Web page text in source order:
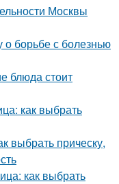
Москвы
о борьбе с болезнью
блюда стоит
как выбрать
выбрать прическу,
как выбрать